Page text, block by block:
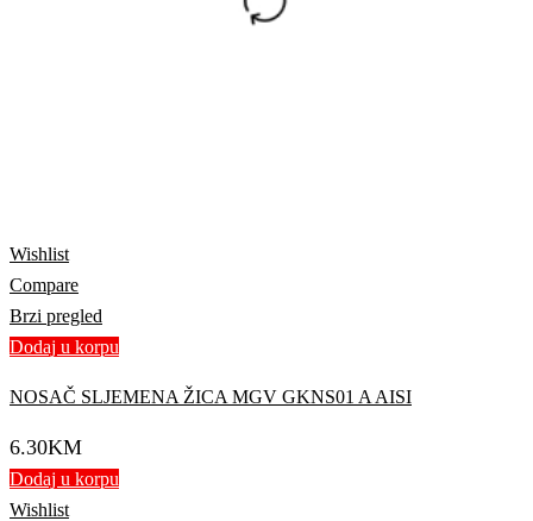
Wishlist
Compare
Brzi pregled
Dodaj u korpu
NOSAČ SLJEMENA ŽICA MGV GKNS01 A AISI
6.30KM
Dodaj u korpu
Wishlist